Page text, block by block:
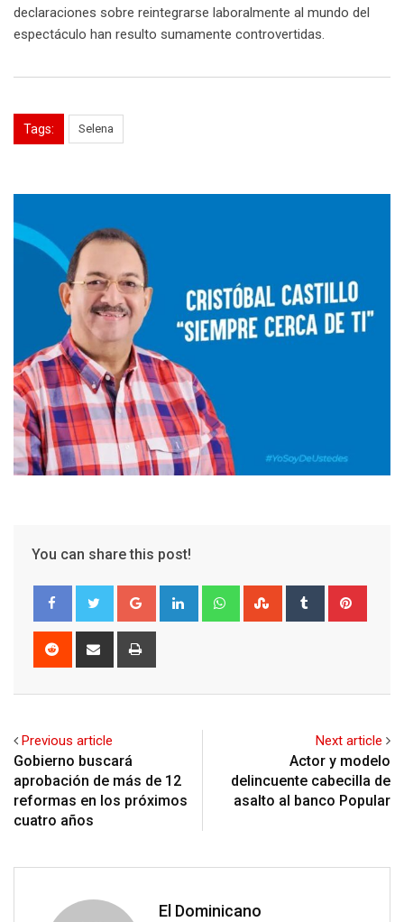
declaraciones sobre reintegrarse laboralmente al mundo del
espectáculo han resulto sumamente controvertidas.
Tags: Selena
You can share this post!
Google+ LinkedIn WhatsappStumbleUpon
Tumblr
Reddit
Share
Previous article
Gobierno buscará
aprobación de más de 12
reformas en los próximos
cuatro años
Next article
Actor y modelo
delincuente cabecilla de
asalto al banco Popular
El Dominicano